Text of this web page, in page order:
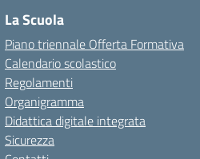
La Scuola
Piano triennale Offerta Formativa
Calendario scolastico
Regolamenti
Organigramma
Didattica digitale integrata
Sicurezza